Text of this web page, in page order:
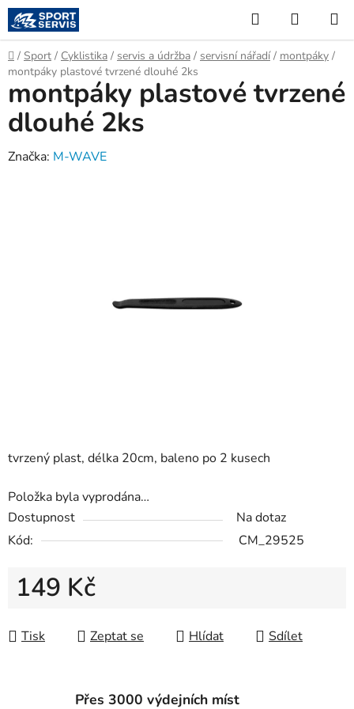
Přejít
na
obsah
Hledat
KOŠÍK
Domů
/ Sport / Cyklistika / servis a údržba / servisní nářadí / montpáky /
montpáky plastové tvrzené dlouhé 2ks
tvrzený plast, délka 20cm, baleno po 2 kusech
Položka byla vyprodána…
Dostupnost
Na dotaz
Kód:
CM_29525
149 Kč
Tisk
Zeptat se Hlídat Sdílet
montpáky plastové tvrzené
dlouhé 2ks
Značka: M-WAVE
Přes 3000 výdejních míst